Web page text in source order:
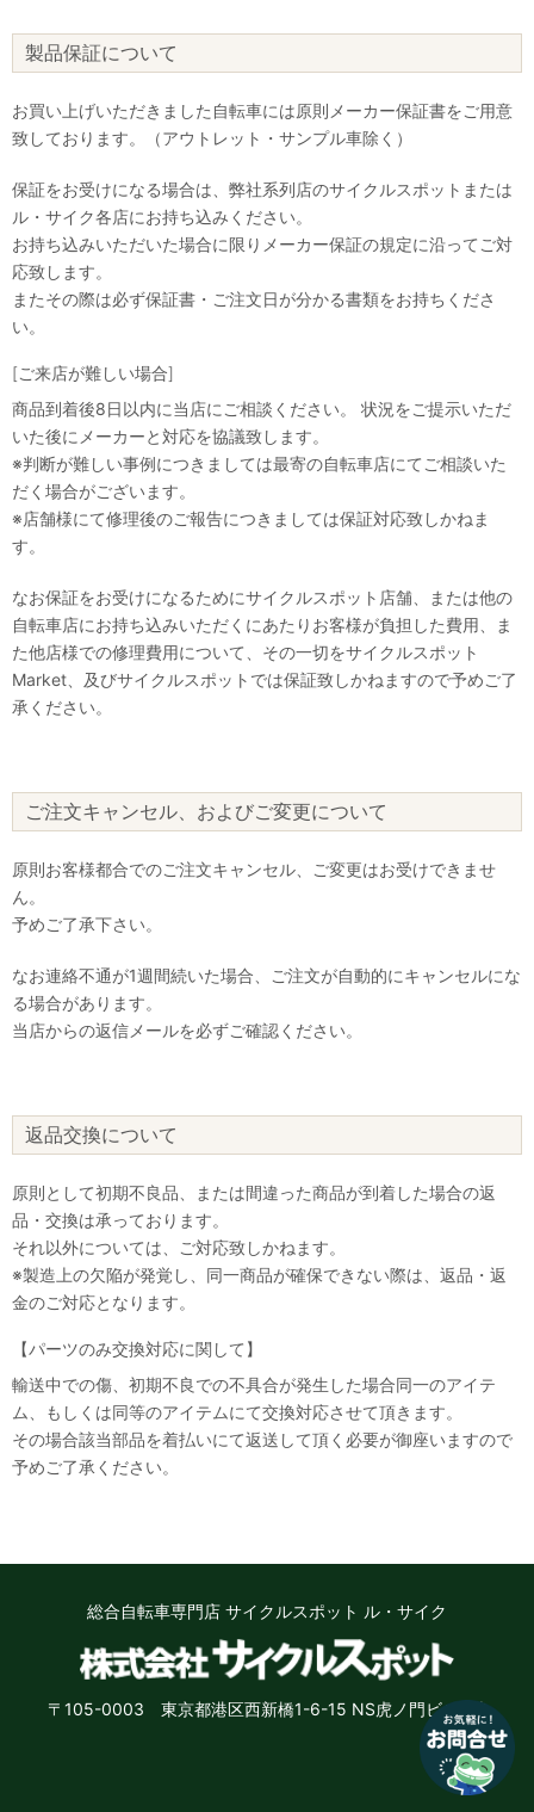
製品保証について
お買い上げいただきました自転車には原則メーカー保証書をご用意
致しております。（アウトレット・サンプル車除く）
保証をお受けになる場合は、弊社系列店のサイクルスポットまたは
ル・サイク各店にお持ち込みください。
お持ち込みいただいた場合に限りメーカー保証の規定に沿ってご対
応致します。
またその際は必ず保証書・ご注文日が分かる書類をお持ちくださ
い。
[ご来店が難しい場合]
商品到着後8日以内に当店にご相談ください。 状況をご提示いただ
いた後にメーカーと対応を協議致します。
※判断が難しい事例につきましては最寄の自転車店にてご相談いた
だく場合がございます。
※店舗様にて修理後のご報告につきましては保証対応致しかねま
す。
なお保証をお受けになるためにサイクルスポット店舗、または他の
自転車店にお持ち込みいただくにあたりお客様が負担した費用、ま
た他店様での修理費用について、その一切をサイクルスポット
Market、及びサイクルスポットでは保証致しかねますので予めご了
承ください。
ご注文キャンセル、およびご変更について
原則お客様都合でのご注文キャンセル、ご変更はお受けできませ
ん。
予めご了承下さい。
なお連絡不通が1週間続いた場合、ご注文が自動的にキャンセルにな
る場合があります。
当店からの返信メールを必ずご確認ください。
返品交換について
原則として初期不良品、または間違った商品が到着した場合の返
品・交換は承っております。
それ以外については、ご対応致しかねます。
※製造上の欠陥が発覚し、同一商品が確保できない際は、返品・返
金のご対応となります。
【パーツのみ交換対応に関して】
輸送中での傷、初期不良での不具合が発生した場合同一のアイテ
ム、もしくは同等のアイテムにて交換対応させて頂きます。
その場合該当部品を着払いにて返送して頂く必要が御座いますので
予めご了承ください。
総合自転車専門店 サイクルスポット ル・サイク
〒105-0003 東京都港区西新橋1-6-15 NS虎ノ門ビル8階
なにかお困りのことはございますか？
いいえ、結構です